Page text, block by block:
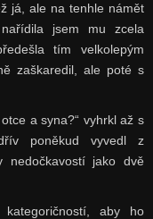
já, ale na tenhle námět
jsem mu zcela
tím velkolepým
zaškaredil, ale poté s
a syna?“ vyhrkl až s
poněkud vyvedl z
nedočkavostí jako dvě
kategoričností, aby ho